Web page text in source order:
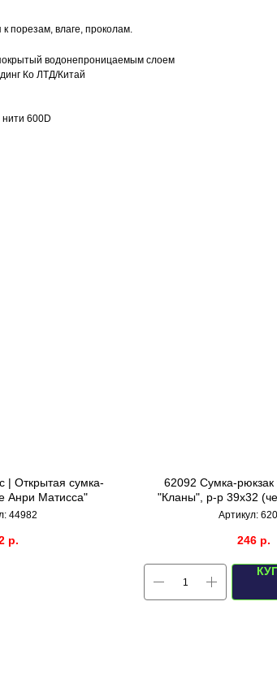
к порезам, влаге, проколам.
водонепроницаемым слоем
Ко ЛТД/Китай
600D
| Открытая сумка-
Анри Матисса"
44982
р.
62092 Сумка-рюкзак
"Кланы", р-р 39х32
Артикул:
246 р.